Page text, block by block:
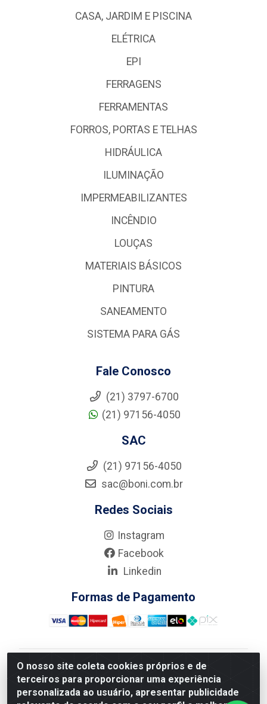
O nosso site coleta cookies próprios e de
terceiros para proporcionar uma experiência
personalizada ao usuário, apresentar publicidade
CASA, JARDIM E PISCINA
ELÉTRICA
EPI
FERRAGENS
FERRAMENTAS
FORROS, PORTAS E TELHAS
HIDRÁULICA
ILUMINAÇÃO
IMPERMEABILIZANTES
INCÊNDIO
LOUÇAS
MATERIAIS BÁSICOS
PINTURA
SANEAMENTO
SISTEMA PARA GÁS
Fale Conosco
(21) 3797-6700
(21) 97156-4050
SAC
(21) 97156-4050
sac@boni.com.br
Redes Sociais
Instagram
Facebook
Linkedin
Formas de Pagamento
Nova Boni Distribuidora de Material de Construção LTDA
- Rua Alice Tibiriçá, 330 - Vila Da Penha, Rio de
Janeiro/RJ - CEP: 21.210-110 - CNPJ: 11.003.135/0001-